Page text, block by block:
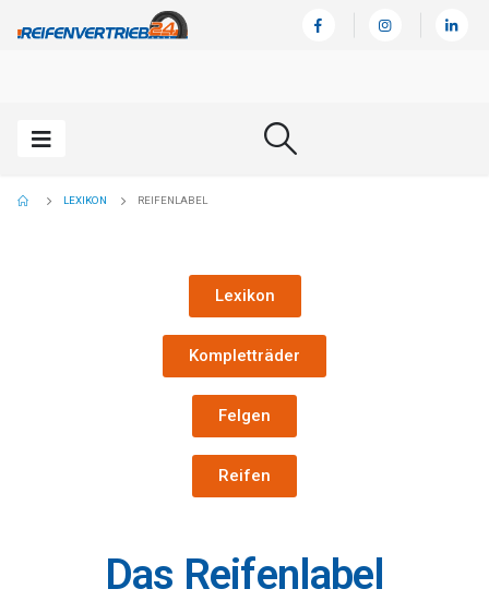
LEXIKON REIFENLABEL
Lexikon
Kompletträder
Felgen
Reifen
Das Reifenlabel